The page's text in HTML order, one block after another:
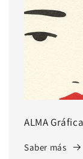
ALMA
Saber más